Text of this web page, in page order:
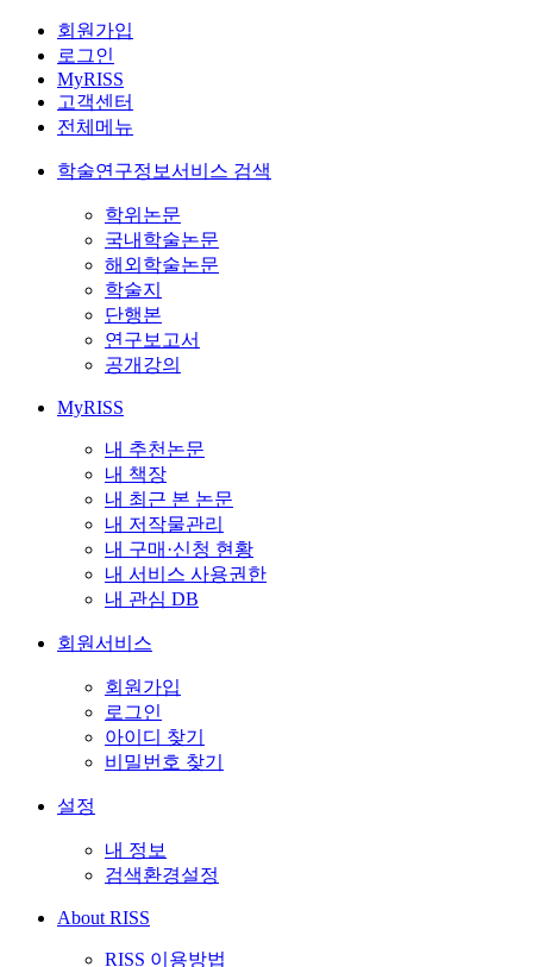
회원가입
로그인
MyRISS
고객센터
전체메뉴
학술연구정보서비스 검색
학위논문
국내학술논문
해외학술논문
학술지
단행본
연구보고서
공개강의
MyRISS
내 추천논문
내 책장
내 최근 본 논문
내 저작물관리
내 구매·신청 현황
내 서비스 사용권한
내 관심 DB
회원서비스
회원가입
로그인
아이디 찾기
비밀번호 찾기
설정
내 정보
검색환경설정
About RISS
RISS 이용방법